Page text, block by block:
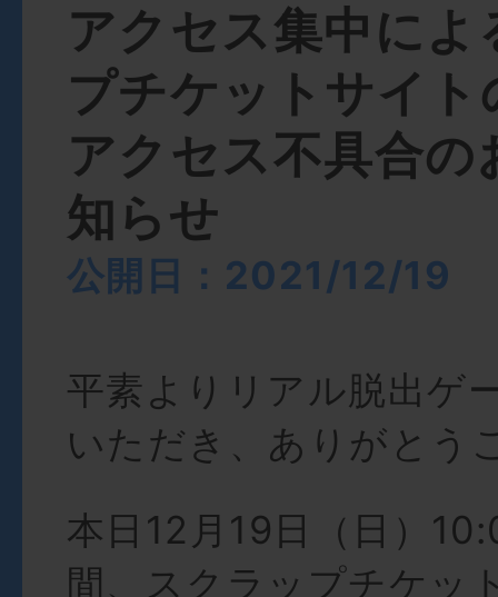
アクセス集中によ
プチケットサイト
アクセス不具合の
知らせ
公開日：2021/12/19
平素よりリアル脱出ゲ
いただき、ありがとう
本日12月19日（日）
間、スクラップチケッ